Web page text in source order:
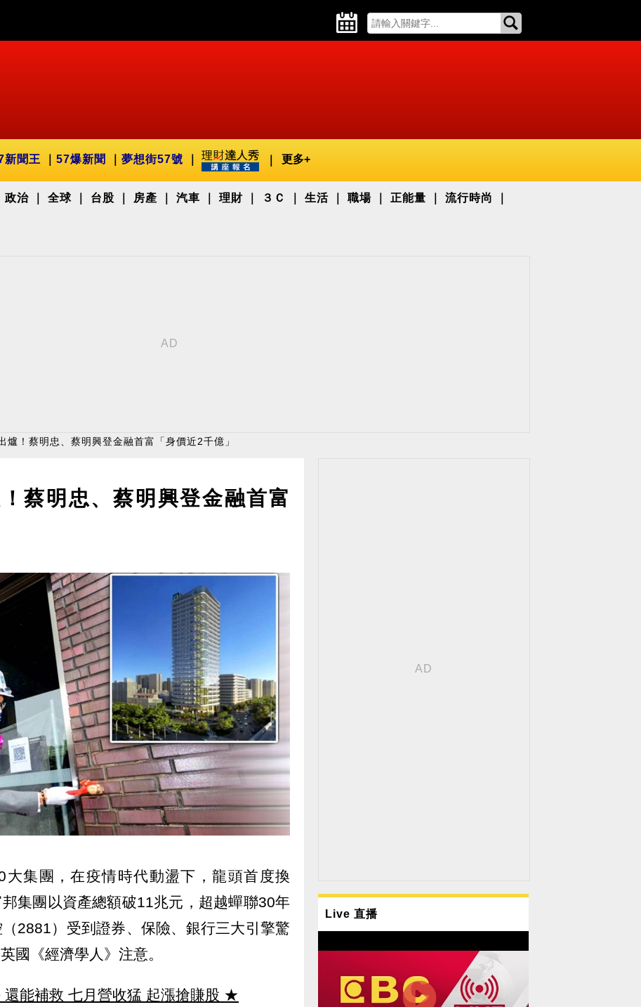
新聞王 57爆新聞 夢想街57號 更多+
政治 全球 台股 房產 汽車 理財 ３Ｃ 生活 職場 正能量 流行時尚
爐！蔡明忠、蔡明興登金融首富「身價近2千億」
蔡明忠、蔡明興登金融首富
大集團，在疫情時代動盪下，龍頭首度換
集團以資產總額破11兆元，超越蟬聯30年
2881）受到證券、保險、銀行三大引擎驚
國《經濟學人》注意。
能補救 七月營收猛 起漲搶賺股 ★
Live 直播